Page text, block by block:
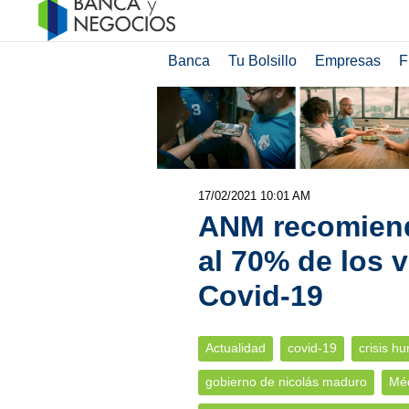
Banca Tu Bolsillo Empresas
17/02/2021 10:01 AM
ANM
al 70% de los
Covid-19
Actualidad covid-19 crisis
gobierno de nicolás maduro